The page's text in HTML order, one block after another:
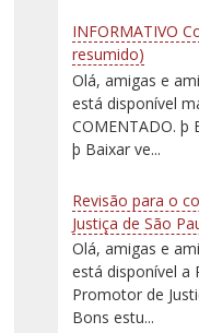
INFORMATIVO
resumido)
Olá, amigas e
está disponível
COMENTADO. þ
þ Baixar ve...
Revisão para o
Justiça de São
Olá, amigas e
está disponível a
Promotor de
Bons estu...